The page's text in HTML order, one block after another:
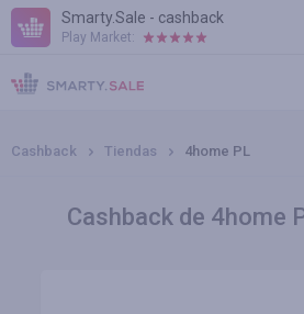
Smarty.Sale - cashback
Play Market:
AYUDA
TÉRMINOS DE USO
Cashback Tiendas 4home PL
Cashback de 4home